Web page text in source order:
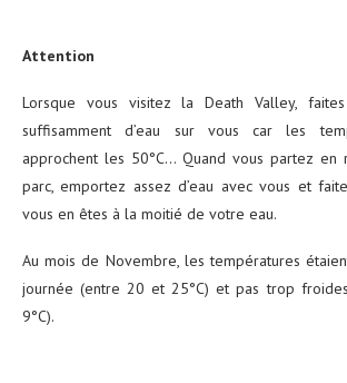
Attention
Lorsque vous visitez la Death Valley,
suffisamment d’eau sur vous car les
approchent les 50°C… Quand vous partez en
parc, emportez assez d’eau avec vous et
vous en êtes à la moitié de votre eau.
Au mois de Novembre, les températures
journée (entre 20 et 25°C) et pas trop
9°C).